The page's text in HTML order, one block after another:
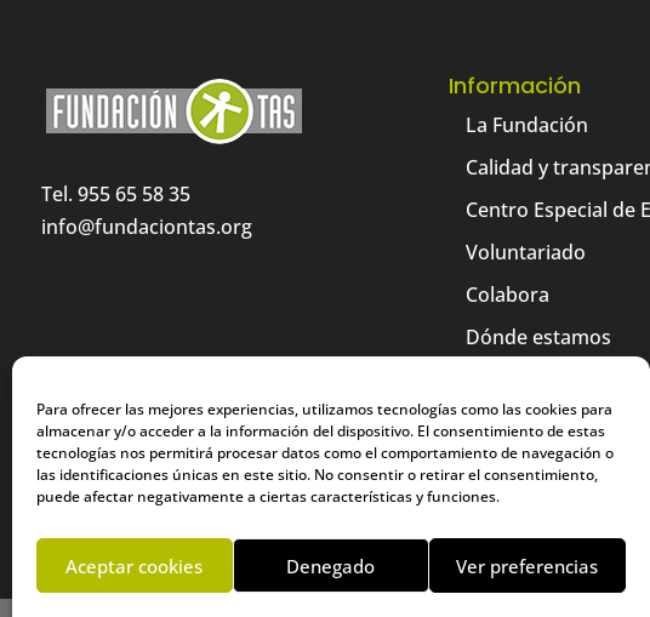
Para ofrecer las mejores experiencias, utilizamos tecnologías como las cookies para
almacenar y/o acceder a la información del dispositivo. El consentimiento de estas
tecnologías nos permitirá procesar datos como el comportamiento de navegación o
las identificaciones únicas en este sitio. No consentir o retirar el consentimiento,
puede afectar negativamente a ciertas características y funciones.
Aceptar cookies Denegado Ver preferencias
Tel. 955 65 58 35
info@fundaciontas.org
Información
La Fundación
Calidad y
Centro Especial de
Voluntariado
Colabora
Dónde estamos
Tienda